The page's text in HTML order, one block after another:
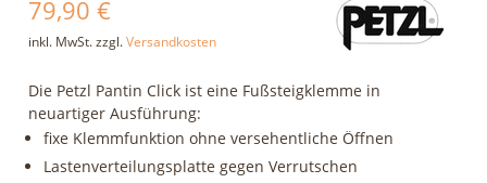
79,90€
inkl. MwSt.zzgl.Versandkosten
Die Petzl Pantin Click ist eine Fußsteigklemme in
neuartiger Ausführung:
fixe Klemmfunktion ohne versehentliche Öffnen
Lastenverteilungsplatte gegen Verrutschen